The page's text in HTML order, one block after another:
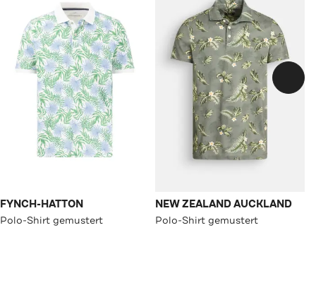
FYNCH-HATTON
Polo-Shirt gemustert
NEW ZEALAND AUCKLAND
Polo-Shirt gemustert